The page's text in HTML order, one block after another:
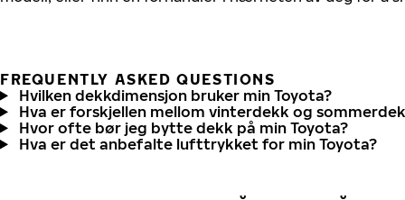
FREQUENTLY ASKED QUESTIONS
Hvilken dekkdimensjon bruker min Toyota?
Hva er forskjellen mellom vinterdekk og
Hvor ofte bør jeg bytte dekk på min Toyota?
Hva er det anbefalte lufttrykket for min Toyota?